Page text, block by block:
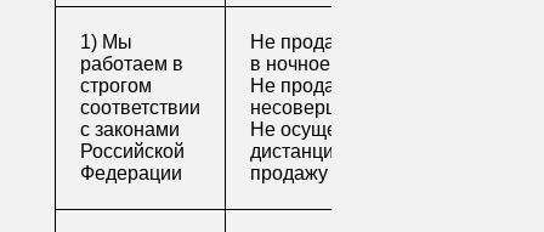
1) Мы
работаем в
строгом
соответствии
с законами
Российской
Федерации
Не продаем алкоголь
в ночное время
Не продаем алкоголь
несовершеннолетним
Не осуществляем
дистанционную
продажу